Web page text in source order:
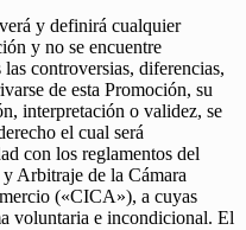
y definirá cualquier
y no se encuentre
controversias, diferencias,
de esta Promoción, su
interpretación o validez, se
el cual será
con los reglamentos del
Arbitraje de la Cámara
(«CICA»), a cuyas
voluntaria e incondicional. El